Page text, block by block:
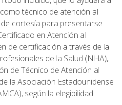
técnico de atención al
cortesía para presentarse
en Atención al
de certificación a través de la
de la Salud (NHA),
de Técnico de Atención al
la Asociación Estadounidense
según la elegibilidad.